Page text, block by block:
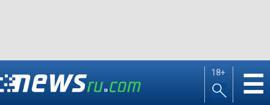
18+ ☰